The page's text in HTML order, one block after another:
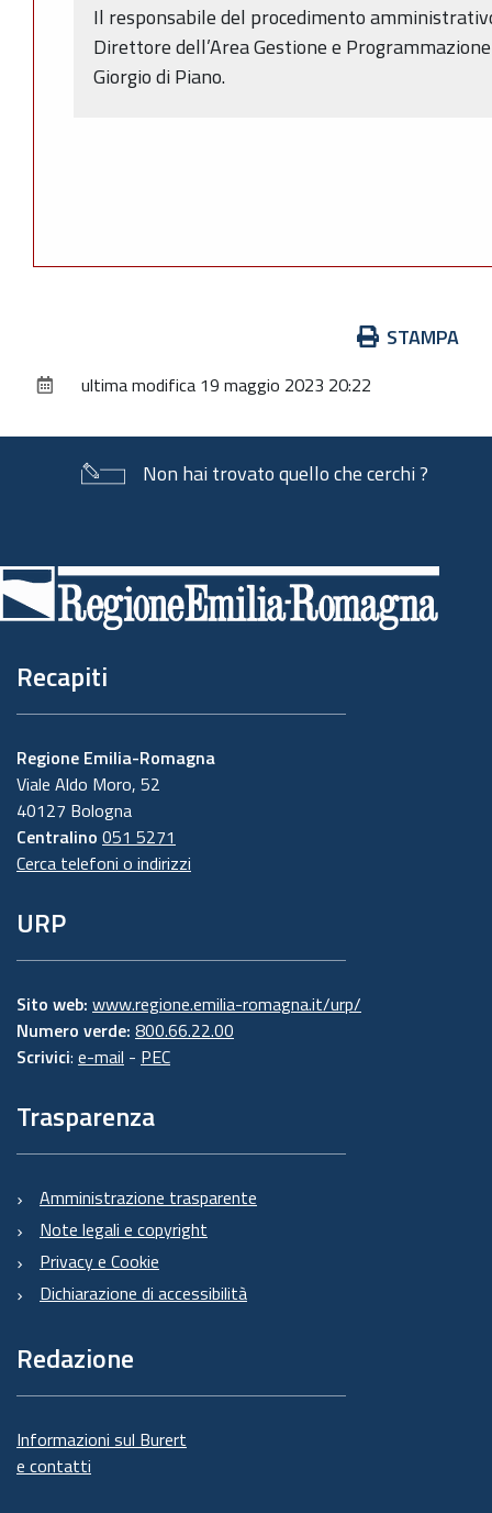
Il responsabile del procedimento
Direttore dell’Area Gestione e
Giorgio di Piano.
documento
STAMPA
ultima modifica 19 maggio 2023 20:22
Non hai trovato quello che cerchi ?
di
pagina
Recapiti
Regione Emilia-Romagna
Viale Aldo Moro, 52
40127 Bologna
Centralino 051 5271
Cerca telefoni o indirizzi
URP
Sito web: www.regione.emilia-romagna.it/urp/
Numero verde: 800.66.22.00
Scrivici: e-mail - PEC
Trasparenza
Amministrazione trasparente
Note legali e copyright
Privacy e Cookie
Dichiarazione di accessibilità
Redazione
Informazioni sul Burert
e contatti